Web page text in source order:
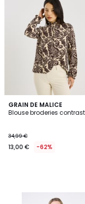
GRAIN DE MALICE
Blouse broderies
34,99 €
13,00 € -62%